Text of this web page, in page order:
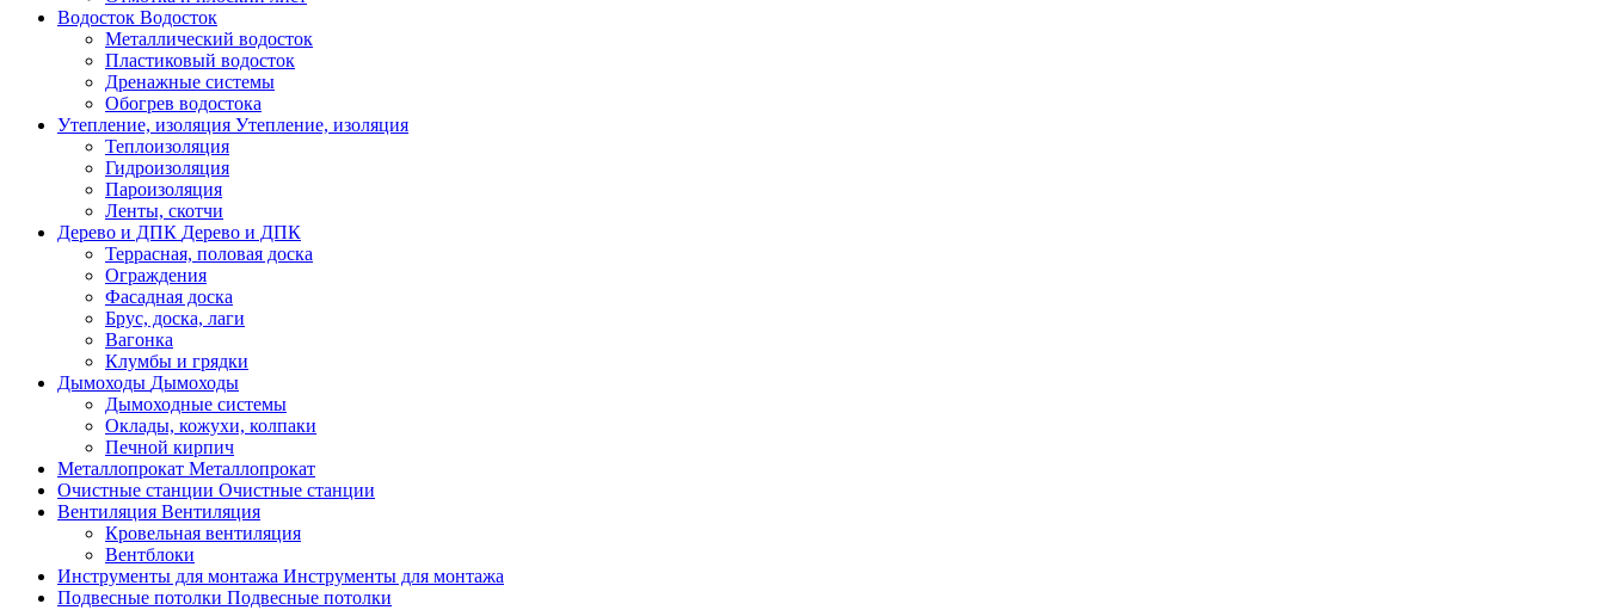
Водосток Водосток
Металлический водосток
Пластиковый водосток
Дренажные системы
Обогрев водостока
Утепление, изоляция Утепление, изоляция
Теплоизоляция
Гидроизоляция
Пароизоляция
Ленты, скотчи
Дерево и ДПК Дерево и ДПК
Террасная, половая доска
Ограждения
Фасадная доска
Брус, доска, лаги
Вагонка
Клумбы и грядки
Дымоходы Дымоходы
Дымоходные системы
Оклады, кожухи, колпаки
Печной кирпич
Металлопрокат Металлопрокат
Очистные станции Очистные станции
Вентиляция Вентиляция
Кровельная вентиляция
Вентблоки
Инструменты для монтажа Инструменты для монтажа
Подвесные потолки Подвесные потолки